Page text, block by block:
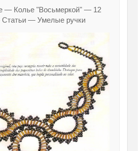
— Колье "Восьмеркой" — 12
Статьи — Умелые ручки